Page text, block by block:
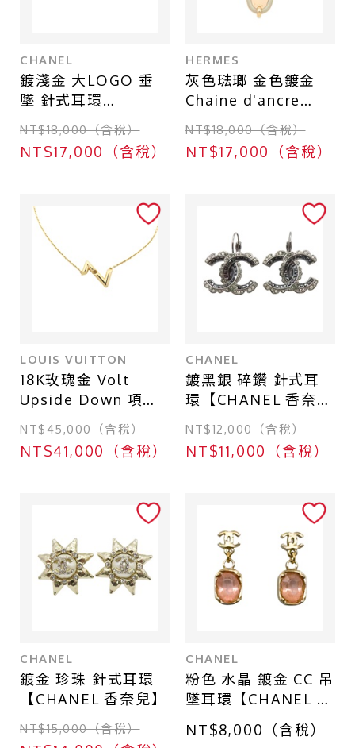
CHANEL
鍍淺金 大LOGO 垂
墜 針式耳環
【CHANEL 香奈兒】
ABA209
NT$18,000（含稅）
NT$17,000（含稅）
HERMES
灰色琺瑯 金色鍍金
Chaine d'ancre
Mini Maillon 項鍊
【HERMES 愛馬
仕】
NT$18,000（含稅）
NT$17,000（含稅）
LOUIS VUITTON
18K玫瑰金 Volt
Upside Down 項鍊
【LOUIS VUITTON
LV 路易威登】
Q93809
NT$45,000（含稅）
NT$41,000（含稅）
CHANEL
鍍黑銀 碎鑽 針式耳
環【CHANEL 香奈
NT$12,000（含稅）
NT$11,000（含稅）
CHANEL
鍍金 珍珠 針式耳環
【CHANEL 香奈兒】
NT$15,000（含稅）
CHANEL
粉色 水晶 鍍金 CC 吊
墜耳環【CHANEL 香
奈兒】
NT$8,000（含稅）